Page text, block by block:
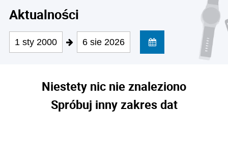
Aktualności
1 sty 2000 6 sie 2026
Niestety nic nie znaleziono
Spróbuj inny zakres dat